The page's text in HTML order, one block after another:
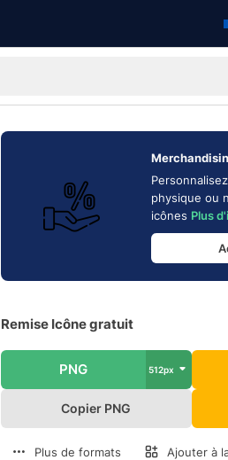
physique ou
icônes Plus
Remise Icône gratuit
PNG 512px
Copier PNG
Plus de formats Ajouter à